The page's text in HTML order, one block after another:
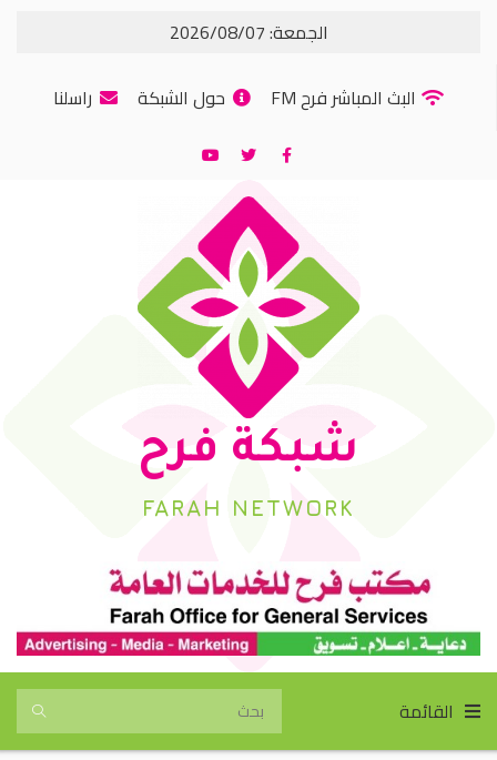
الجمعة: 2026/08/07
البث المباشر فرح FM
حول الشبكة راسلنا
شبكة فرح
FARAH NETWORK
القائمة